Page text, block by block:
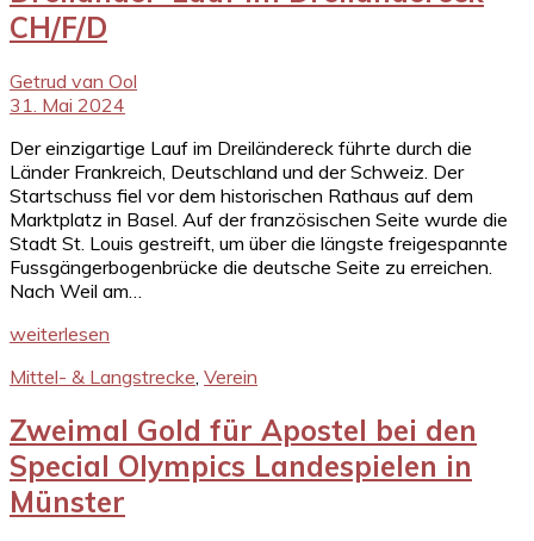
CH/F/D
Getrud van Ool
31. Mai 2024
Der einzigartige Lauf im Dreiländereck führte durch die
Länder Frankreich, Deutschland und der Schweiz. Der
Startschuss fiel vor dem historischen Rathaus auf dem
Marktplatz in Basel. Auf der französischen Seite wurde die
Stadt St. Louis gestreift, um über die längste freigespannte
Fussgängerbogenbrücke die deutsche Seite zu erreichen.
Nach Weil am…
weiterlesen
Mittel- & Langstrecke Verein
Zweimal Gold für Apostel bei den
Special Olympics Landespielen in
Münster